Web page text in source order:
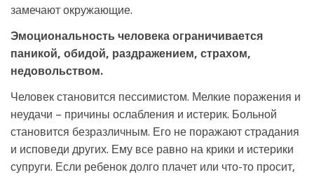
замечают окружающие.
Эмоциональность человека ограничивается
паникой, обидой, раздражением, страхом,
недовольством.
Человек становится пессимистом. Мелкие поражения и
неудачи – причины ослабления и истерик. Больной
становится безразличным. Его не поражают страдания
и исповеди других. Ему все равно на крики и истерики
супруги. Если ребенок долго плачет или что-то просит,